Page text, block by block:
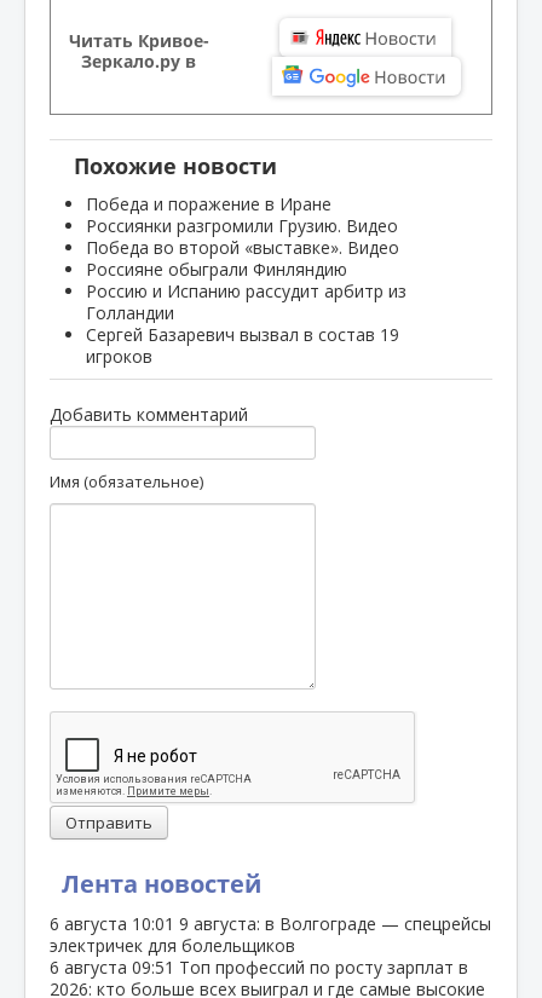
Лента новостей
6 августа 10:01 9 августа: в Волгограде — спецрейсы
электричек для болельщиков
6 августа 09:51 Топ профессий по росту зарплат в
2026: кто больше всех выиграл и где самые высокие
Читать Кривое-
Зеркало.ру в
Похожие новости
Победа и поражение в Иране
Россиянки разгромили Грузию. Видео
Победа во второй «выставке». Видео
Россияне обыграли Финляндию
Россию и Испанию рассудит арбитр из
Голландии
Сергей Базаревич вызвал в состав 19
игроков
Добавить комментарий
Имя (обязательное)
Отправить